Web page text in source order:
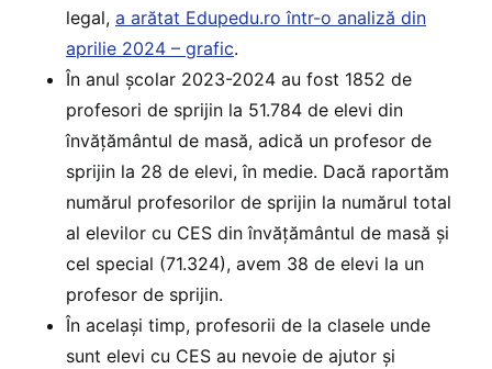
legal, a arătat Edupedu.ro într-o analiză din
aprilie 2024 – grafic.
În anul școlar 2023-2024 au fost 1852 de
profesori de sprijin la 51.784 de elevi din
învățământul de masă, adică un profesor de
sprijin la 28 de elevi, în medie. Dacă raportăm
numărul profesorilor de sprijin la numărul total
al elevilor cu CES din învățământul de masă și
cel special (71.324), avem 38 de elevi la un
profesor de sprijin.
În același timp, profesorii de la clasele unde
sunt elevi cu CES au nevoie de ajutor și